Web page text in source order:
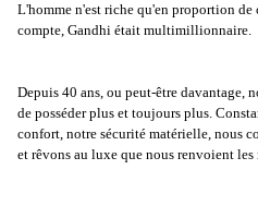
L'homme n'est riche qu'en proportion
compte, Gandhi était multimillionnaire.
Depuis 40 ans, ou peut-être davantage,
de posséder plus et toujours plus.
confort, notre sécurité matérielle, nous
et rêvons au luxe que nous renvoient